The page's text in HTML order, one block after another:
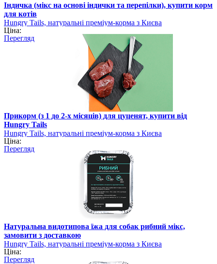
Індичка (мікс на основі індички та перепілки), купити корм
для котів
Hungry Tails, натуральні преміум-корма з Києва
Ціна:
Перегляд
Прикорм (з 1 до 2-х місяців) для цуценят, купити від
Hungry Tails
Hungry Tails, натуральні преміум-корма з Києва
Ціна:
Перегляд
Натуральна видотипова їжа для собак рибний мікс,
замовити з доставкою
Hungry Tails, натуральні преміум-корма з Києва
Ціна:
Перегляд